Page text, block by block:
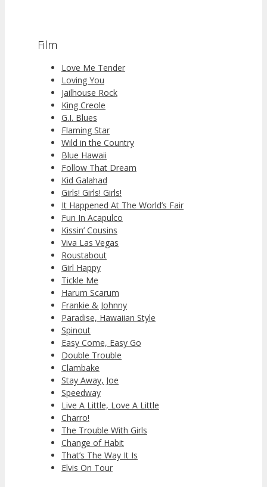
Film
Love Me Tender
Loving You
Jailhouse Rock
King Creole
G.I. Blues
Flaming Star
Wild in the Country
Blue Hawaii
Follow That Dream
Kid Galahad
Girls! Girls! Girls!
It Happened At The World’s Fair
Fun In Acapulco
Kissin’ Cousins
Viva Las Vegas
Roustabout
Girl Happy
Tickle Me
Harum Scarum
Frankie & Johnny
Paradise, Hawaiian Style
Spinout
Easy Come, Easy Go
Double Trouble
Clambake
Stay Away, Joe
Speedway
Live A Little, Love A Little
Charro!
The Trouble With Girls
Change of Habit
That’s The Way It Is
Elvis On Tour